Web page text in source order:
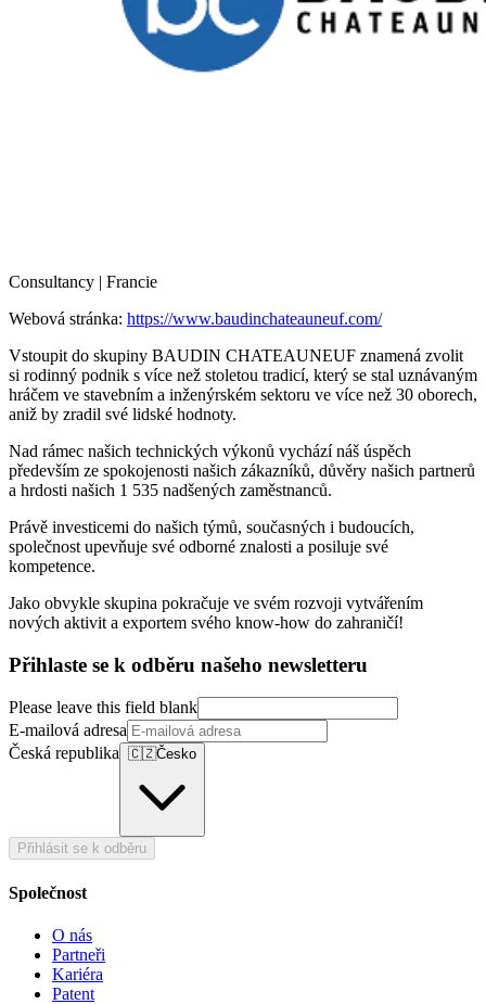
Consultancy | Francie
Webová stránka: https://www.baudinchateauneuf.com/
Vstoupit do skupiny BAUDIN CHATEAUNEUF znamená zvolit
si rodinný podnik s více než stoletou tradicí, který se stal uznávaným
hráčem ve stavebním a inženýrském sektoru ve více než 30 oborech,
aniž by zradil své lidské hodnoty.
Nad rámec našich technických výkonů vychází náš úspěch
především ze spokojenosti našich zákazníků, důvěry našich partnerů
a hrdosti našich 1 535 nadšených zaměstnanců.
Právě investicemi do našich týmů, současných i budoucích,
společnost upevňuje své odborné znalosti a posiluje své
kompetence.
Jako obvykle skupina pokračuje ve svém rozvoji vytvářením
nových aktivit a exportem svého know-how do zahraničí!
Přihlaste se k odběru našeho newsletteru
Please leave this field blank
E-mailová adresa
Česká republika 🇨🇿Česko
Přihlásit se k odběru
Společnost
O nás
Partneři
Kariéra
Patent